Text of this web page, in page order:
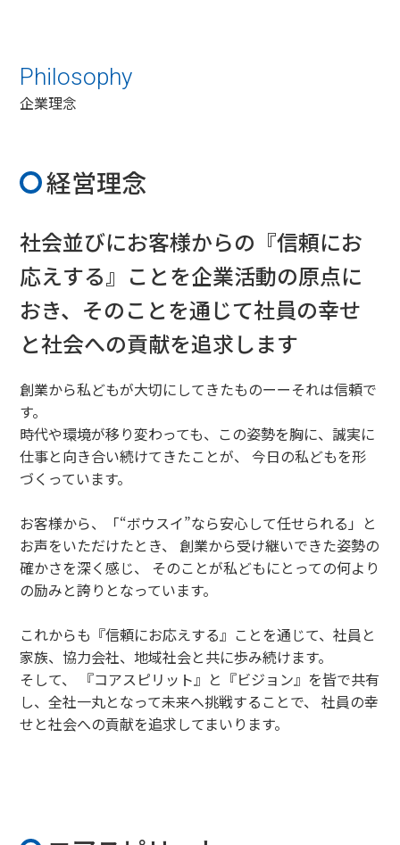
Philosophy
企業理念
経営理念
社会並びにお客様からの『信頼にお
応えする』ことを企業活動の原点に
おき、 そのことを通じて社員の幸せ
と社会への貢献を追求します
創業から私どもが大切にしてきたものーーそれは信頼で
す。
時代や環境が移り変わっても、この姿勢を胸に、誠実に
仕事と向き合い続けてきたことが、 今日の私どもを形
づくっています。
お客様から、「“ボウスイ”なら安心して任せられる」と
お声をいただけたとき、
創業から受け継いできた姿勢の
確かさを深く感じ、
そのことが私どもにとっての何より
の励みと誇りとなっています。
これからも『信頼にお応えする』ことを通じて、社員と
家族、協力会社、地域社会と共に歩み続けます。
そして、 『コアスピリット』と『ビジョン』を皆で共有
し、全社一丸となって未来へ挑戦することで、 社員の幸
せと社会への貢献を追求してまいります。